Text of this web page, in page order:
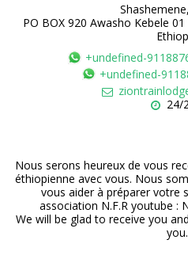
PO BOX 920 Awasho Kebele
+undefined-
+undefined-
24/
Nous serons heureux de vous
éthiopienne avec vous. Nous
vous aider à préparer votre
association N.F.R youtube :
We will be glad to receive you
you.